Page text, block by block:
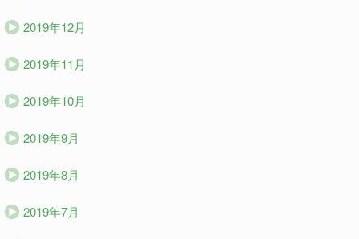
2019年12月
2019年11月
2019年10月
2019年9月
2019年8月
2019年7月